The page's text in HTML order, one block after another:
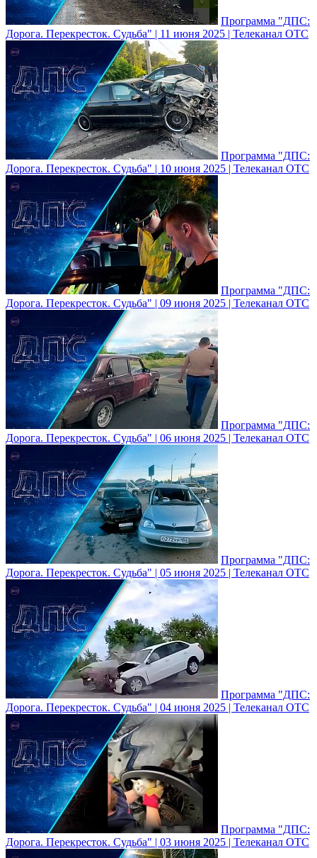
Программа "ДПС:
Дорога. Перекресток. Судьба" | 11 июня 2025 | Телеканал ОТС
Программа "ДПС:
Дорога. Перекресток. Судьба" | 10 июня 2025 | Телеканал ОТС
Программа "ДПС:
Дорога. Перекресток. Судьба" | 09 июня 2025 | Телеканал ОТС
Программа "ДПС:
Дорога. Перекресток. Судьба" | 06 июня 2025 | Телеканал ОТС
Программа "ДПС:
Дорога. Перекресток. Судьба" | 05 июня 2025 | Телеканал ОТС
Программа "ДПС:
Дорога. Перекресток. Судьба" | 04 июня 2025 | Телеканал ОТС
Программа "ДПС:
Дорога. Перекресток. Судьба" | 03 июня 2025 | Телеканал ОТС